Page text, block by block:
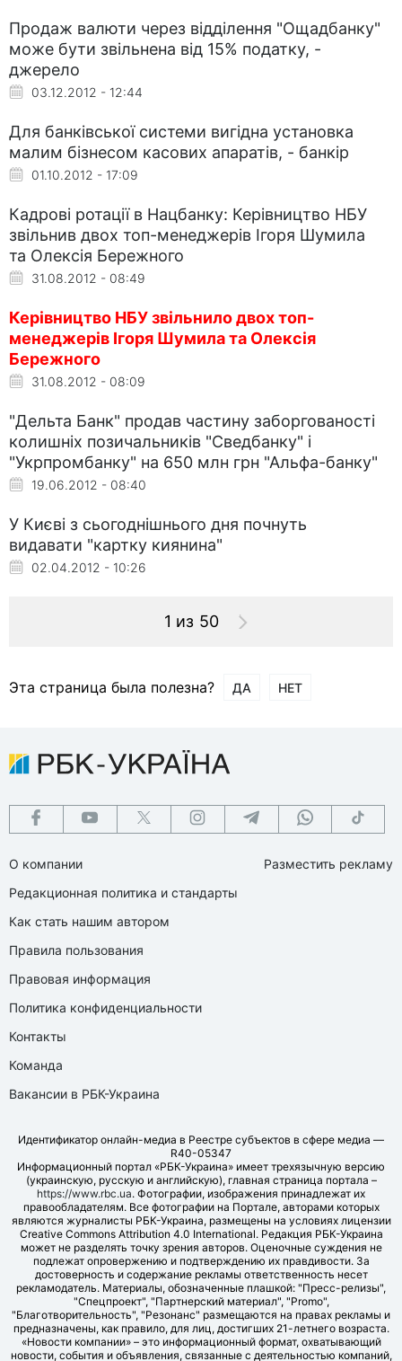
Продаж валюти через відділення "Ощадбанку"
може бути звільнена від 15% податку, -
джерело
03.12.2012 - 12:44
Для банківської системи вигідна установка
малим бізнесом касових апаратів, - банкір
01.10.2012 - 17:09
Кадрові ротації в Нацбанку: Керівництво НБУ
звільнив двох топ-менеджерів Ігоря Шумила
та Олексія Бережного
31.08.2012 - 08:49
Керівництво НБУ звільнило двох топ-
менеджерів Ігоря Шумила та Олексія
Бережного
31.08.2012 - 08:09
"Дельта Банк" продав частину заборгованості
колишніх позичальників "Сведбанку" і
"Укрпромбанку" на 650 млн грн "Альфа-банку"
19.06.2012 - 08:40
У Києві з сьогоднішнього дня почнуть
видавати "картку киянина"
02.04.2012 - 10:26
1 из 50
Эта страница была полезна? ДА НЕТ
О компании
Редакционная политика и стандарты
Как стать нашим автором
Правила пользования
Правовая информация
Политика конфиденциальности
Контакты
Команда
Вакансии в РБК-Украина
Разместить рекламу
Идентификатор онлайн-медиа в Реестре субъектов в сфере медиа —
R40-05347
Информационный портал «РБК-Украина» имеет трехязычную версию
(украинскую, русскую и английскую), главная страница портала –
https://www.rbc.ua. Фотографии, изображения принадлежат их
правообладателям. Все фотографии на Портале, авторами которых
являются журналисты РБК-Украина, размещены на условиях лицензии
Creative Commons Attribution 4.0 International. Редакция РБК-Украина
может не разделять точку зрения авторов. Оценочные суждения не
подлежат опровержению и подтверждению их правдивости. За
достоверность и содержание рекламы ответственность несет
рекламодатель. Материалы, обозначенные плашкой: "Пресс-релизы",
"Спецпроект", "Партнерский материал", "Promo",
"Благотворительность", "Резонанс" размещаются на правах рекламы и
предназначены, как правило, для лиц, достигших 21-летнего возраста.
«Новости компании» – это информационный формат, охватывающий
новости, события и объявления, связанные с деятельностью компаний,